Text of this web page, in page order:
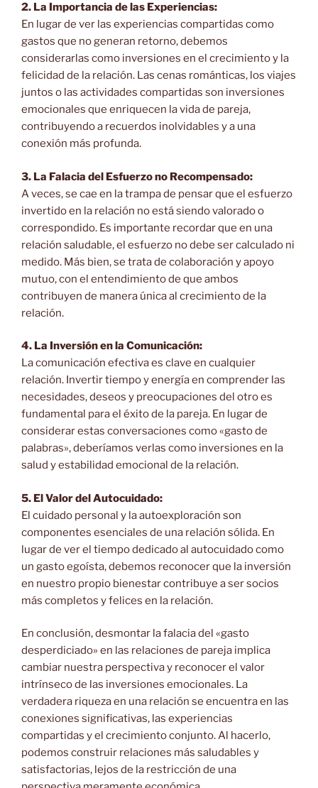
2. La Importancia de las Experiencias:
En lugar de ver las experiencias compartidas como
gastos que no generan retorno, debemos
considerarlas como inversiones en el crecimiento y la
felicidad de la relación. Las cenas románticas, los viajes
juntos o las actividades compartidas son inversiones
emocionales que enriquecen la vida de pareja,
contribuyendo a recuerdos inolvidables y a una
conexión más profunda.
3. La Falacia del Esfuerzo no Recompensado:
A veces, se cae en la trampa de pensar que el esfuerzo
invertido en la relación no está siendo valorado o
correspondido. Es importante recordar que en una
relación saludable, el esfuerzo no debe ser calculado ni
medido. Más bien, se trata de colaboración y apoyo
mutuo, con el entendimiento de que ambos
contribuyen de manera única al crecimiento de la
relación.
4. La Inversión en la Comunicación:
La comunicación efectiva es clave en cualquier
relación. Invertir tiempo y energía en comprender las
necesidades, deseos y preocupaciones del otro es
fundamental para el éxito de la pareja. En lugar de
considerar estas conversaciones como «gasto de
palabras», deberíamos verlas como inversiones en la
salud y estabilidad emocional de la relación.
5. El Valor del Autocuidado:
El cuidado personal y la autoexploración son
componentes esenciales de una relación sólida. En
lugar de ver el tiempo dedicado al autocuidado como
un gasto egoísta, debemos reconocer que la inversión
en nuestro propio bienestar contribuye a ser socios
más completos y felices en la relación.
En conclusión, desmontar la falacia del «gasto
desperdiciado» en las relaciones de pareja implica
cambiar nuestra perspectiva y reconocer el valor
intrínseco de las inversiones emocionales. La
verdadera riqueza en una relación se encuentra en las
conexiones significativas, las experiencias
compartidas y el crecimiento conjunto. Al hacerlo,
podemos construir relaciones más saludables y
satisfactorias, lejos de la restricción de una